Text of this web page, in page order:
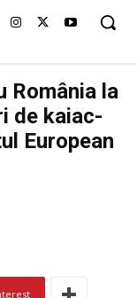
România la
de kaiac-
European